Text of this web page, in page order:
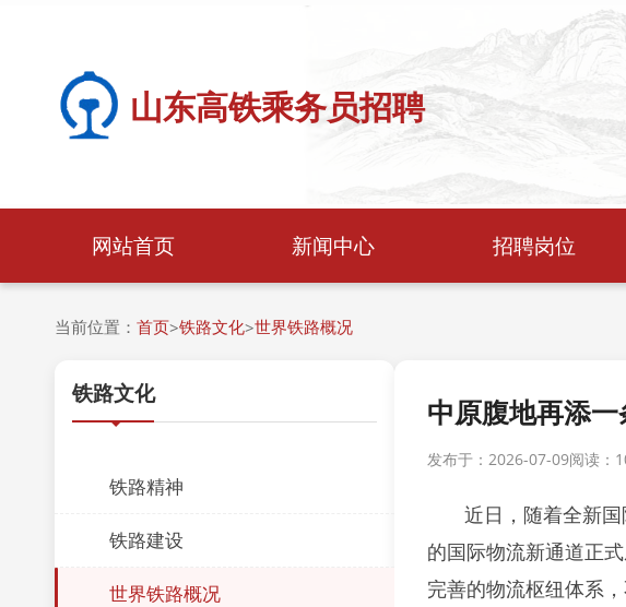
山东高铁乘务员招聘
网站首页 新闻中心 招聘岗位
当前位置： 首页>铁路文化>世界铁路概况
铁路文化
铁路精神
铁路建设
世界铁路概况
中原腹地再添
发布于：2026-07-09阅读：
近日，随着全新
的国际物流新通道正
完善的物流枢纽体系